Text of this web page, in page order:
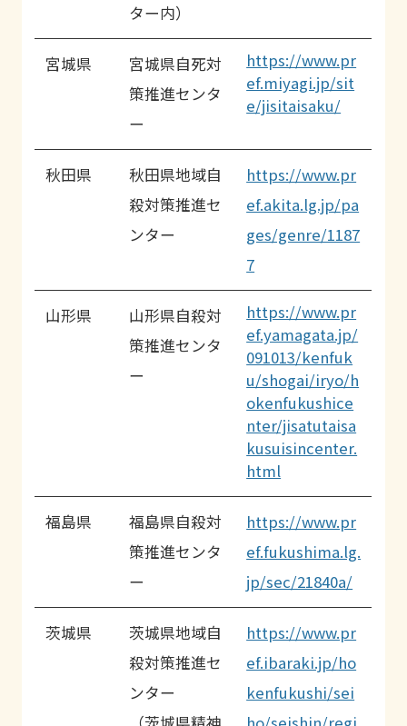
ター内）
宮城県
宮城県自死対
策推進センタ
ー
https://www.pr
ef.miyagi.jp/sit
e/jisitaisaku/
秋田県
秋田県地域自
殺対策推進セ
ンター
https://www.pr
ef.akita.lg.jp/pa
ges/genre/1187
7
山形県
山形県自殺対
策推進センタ
ー
https://www.pr
ef.yamagata.jp/
091013/kenfuk
u/shogai/iryo/h
okenfukushice
nter/jisatutaisa
kusuisincenter.
html
福島県
福島県自殺対
策推進センタ
ー
https://www.pr
ef.fukushima.lg.
jp/sec/21840a/
茨城県
茨城県地域自
殺対策推進セ
ンター
https://www.pr
ef.ibaraki.jp/ho
kenfukushi/sei